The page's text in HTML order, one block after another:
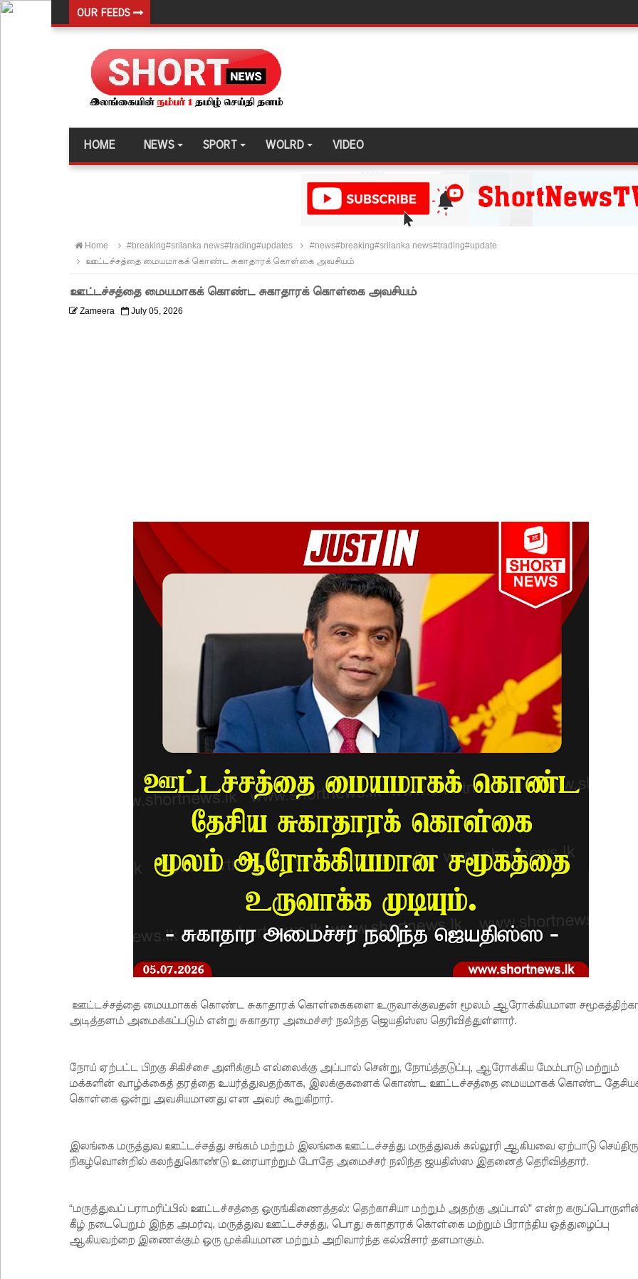
OUR FEEDS
இந்தியா-இலங்கை எரிசக்தித் துறை ஒத்துழைப்பு குறித்து ஆய்வு!
சிறுவர்களின் கற்பனைக்கு சிறகூட்டும் “இளஞ்சிறகுகள்” – சிமாரா அலியின் சிறுவர் கதை நூல் ஆகஸ்ட் 15 வெளியீடு!
குவைத் – கொழும்பு ஸ்ரீலங்கன் விமான சேவை மீண்டும் ஆரம்பம்!
குவைத் - கொழும்பு ஸ்ரீலங்கன் வானூர்தி சேவைகள் இன்று முதல் மீண்டும் ஆரம்பம்!
நாடாளுமன்ற உறுப்பினர்களின் சம்பளம் உயர்த்தப்படவில்லை: எரிபொருள் கொடுப்பனவே திருத்தப்பட்டது!
HOME NEWS SPORT WOLRD VIDEO
Home #breaking#srilanka news#trading#updates
#news#breaking#srilanka news#trading#update
ஊட்டச்சத்தை மையமாகக் கொண்ட சுகாதாரக் கொள்கை அவசியம்
ஊட்டச்சத்தை மையமாகக் கொண்ட சுகாதாரக் கொள்கை அவசியம்
Zameera July 05, 2026
ஊட்டச்சத்தை மையமாகக் கொண்ட சுகாதாரக் கொள்கைகளை உருவாக்குவதன் மூலம் ஆரோக்கியமான
அடித்தளம் அமைக்கப்படும் என்று சுகாதார அமைச்சர் நலிந்த ஜெயதிஸ்ஸ தெரிவித்துள்ளார்.
நோய் ஏற்பட்ட பிறகு சிகிச்சை அளிக்கும் எல்லைக்கு அப்பால் சென்று, நோய்த்தடுப்பு, ஆரோக்கிய மேம்பாடு மற்றும்
மக்களின் வாழ்க்கைத் தரத்தை உயர்த்துவதற்காக, இலக்குகளைக் கொண்ட ஊட்டச்சத்தை மையமாகக் கொண்ட
கொள்கை ஒன்று அவசியமானது என அவர் கூறுகிறார்.
இலங்கை மருத்துவ ஊட்டச்சத்து சங்கம் மற்றும் இலங்கை ஊட்டச்சத்து மருத்துவக் கல்லூரி ஆகியவை ஏற்பாடு
நிகழ்வொன்றில் கலந்துகொண்டு உரையாற்றும் போதே அமைச்சர் நலிந்த ஜயதிஸ்ஸ இதனைத் தெரிவித்தார்.
“மருத்துவப் பராமரிப்பில் ஊட்டச்சத்தை ஒருங்கிணைத்தல்: தெற்காசியா மற்றும் அதற்கு அப்பால்” என்ற
கீழ் நடைபெறும் இந்த அமர்வு, மருத்துவ ஊட்டச்சத்து, பொது சுகாதாரக் கொள்கை மற்றும் பிராந்திய ஒத்துழைப்பு
ஆகியவற்றை இணைக்கும் ஒரு முக்கியமான மற்றும் அறிவார்ந்த கல்விசார் தளமாகும்.